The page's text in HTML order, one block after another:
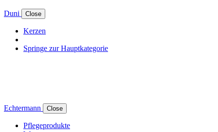
Duni Close
Kerzen
Springe zur Hauptkategorie
Echtermann Close
Pflegeprodukte